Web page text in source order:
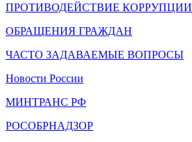
ПРОТИВОДЕЙСТВИЕ КОРРУПЦИИ
ОБРАЩЕНИЯ ГРАЖДАН
ЧАСТО ЗАДАВАЕМЫЕ ВОПРОСЫ
Новости России
МИНТРАНС РФ
РОСОБРНАДЗОР